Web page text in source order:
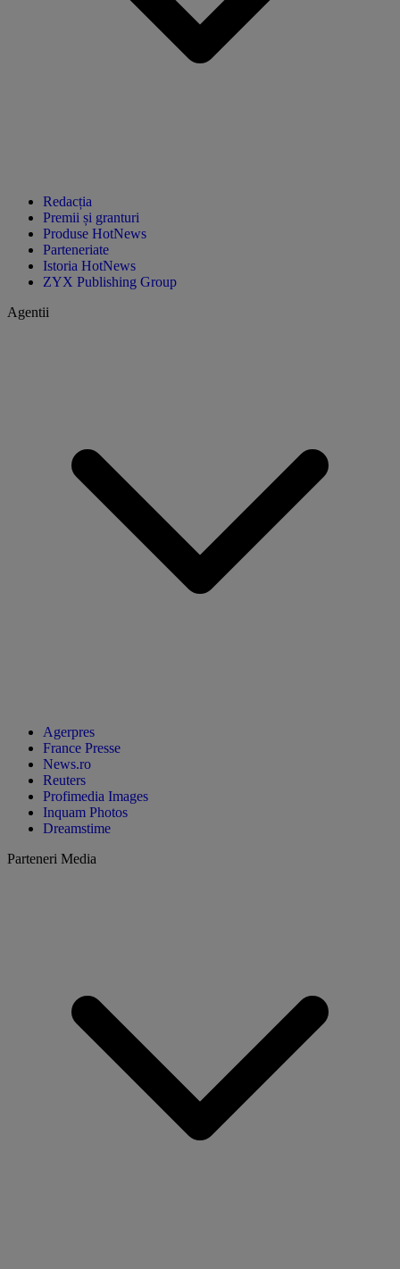
Redacția
Premii și granturi
Produse HotNews
Parteneriate
Istoria HotNews
ZYX Publishing Group
Agentii
Agerpres
France Presse
News.ro
Reuters
Profimedia Images
Inquam Photos
Dreamstime
Parteneri Media